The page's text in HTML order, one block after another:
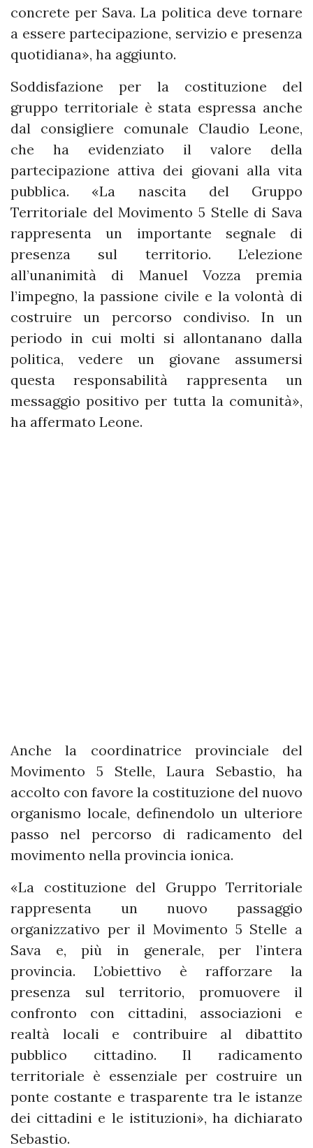
concrete per Sava. La politica deve tornare
a essere partecipazione, servizio e presenza
quotidiana», ha aggiunto.
Soddisfazione per la costituzione del
gruppo territoriale è stata espressa anche
dal consigliere comunale Claudio Leone,
che ha evidenziato il valore della
partecipazione attiva dei giovani alla vita
pubblica. «La nascita del Gruppo
Territoriale del Movimento 5 Stelle di Sava
rappresenta un importante segnale di
presenza sul territorio. L’elezione
all’unanimità di Manuel Vozza premia
l’impegno, la passione civile e la volontà di
costruire un percorso condiviso. In un
periodo in cui molti si allontanano dalla
politica, vedere un giovane assumersi
questa responsabilità rappresenta un
messaggio positivo per tutta la comunità»,
ha affermato Leone.
Anche la coordinatrice provinciale del
Movimento 5 Stelle, Laura Sebastio, ha
accolto con favore la costituzione del nuovo
organismo locale, definendolo un ulteriore
passo nel percorso di radicamento del
movimento nella provincia ionica.
«La costituzione del Gruppo Territoriale
rappresenta un nuovo passaggio
organizzativo per il Movimento 5 Stelle a
Sava e, più in generale, per l’intera
provincia. L’obiettivo è rafforzare la
presenza sul territorio, promuovere il
confronto con cittadini, associazioni e
realtà locali e contribuire al dibattito
pubblico cittadino. Il radicamento
territoriale è essenziale per costruire un
ponte costante e trasparente tra le istanze
dei cittadini e le istituzioni», ha dichiarato
Sebastio.